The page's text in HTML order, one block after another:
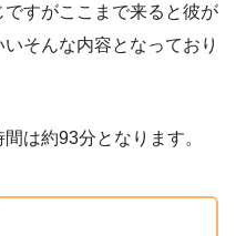
すがここまで来ると彼が
そんな内容となっており
は約93分となります。